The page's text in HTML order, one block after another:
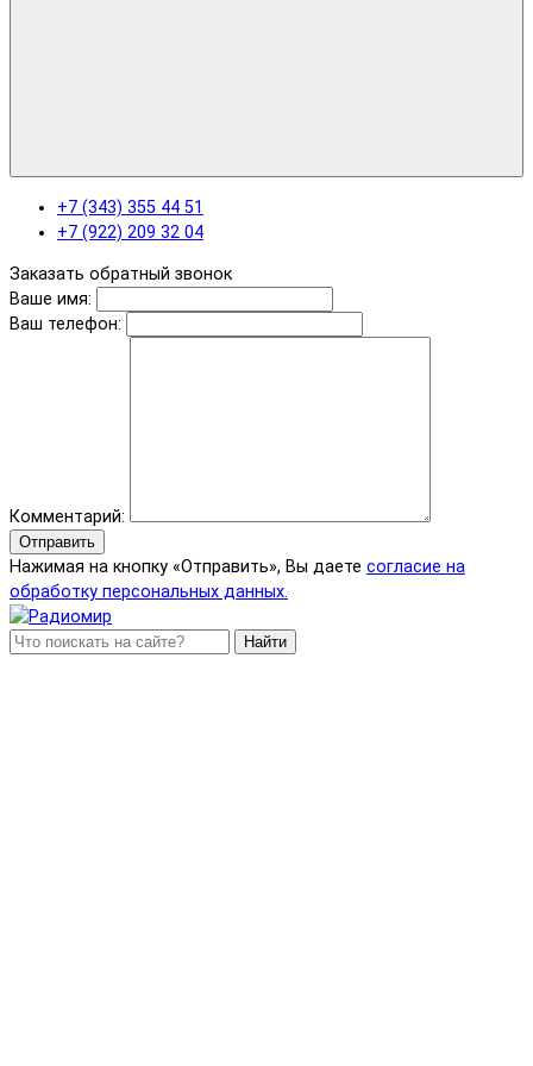
+7 (343) 355 44 51
+7 (922) 209 32 04
Заказать обратный звонок
Ваше имя:
Ваш телефон:
Комментарий:
Отправить
Нажимая на кнопку «Отправить», Вы даете согласие на
обработку персональных данных.
Найти